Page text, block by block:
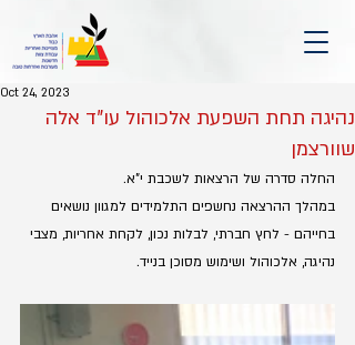
נהיגה תחת השפעת אלכוהול עו"ד אלה
שוורצמן
Oct 24, 2023
החלה סדרה של הרצאות לשכבת י"א.
במהלך ההרצאה נחשפים התלמידים למגוון נושאים
בחייהם - לחץ חברתי, לבלות נכון, לקחת אחריות, מצבי
נהיגה, אלכוהול ושימוש מסוכן בנייד.